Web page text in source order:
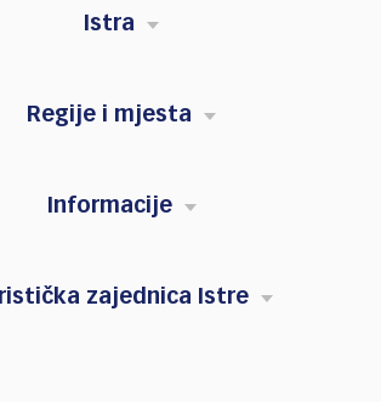
Istra
Regije i mjesta
Informacije
zajednica Istre